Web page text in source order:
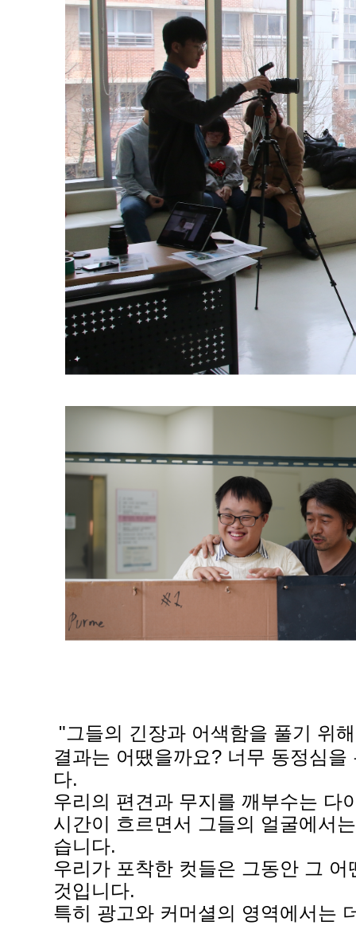
"그들의 긴장과 어색함을 풀기 위
결과는 어땠을까요? 너무 동정심
다.
우리의 편견과 무지를 깨부수는 다
시간이 흐르면서 그들의 얼굴에서
습니다.
우리가 포착한 컷들은 그동안 그
것입니다.
특히 광고와 커머셜의 영역에서는